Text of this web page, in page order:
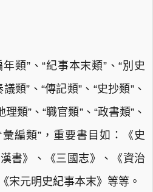
類”、“紀事本末類”、“別史
類”、“傳記類”、“史抄類”、
理類”、“職官類”、“政書類”、
彙編類”，重要書目如：《史
書》、《三國志》、《資治
宋元明史紀事本末》等等。